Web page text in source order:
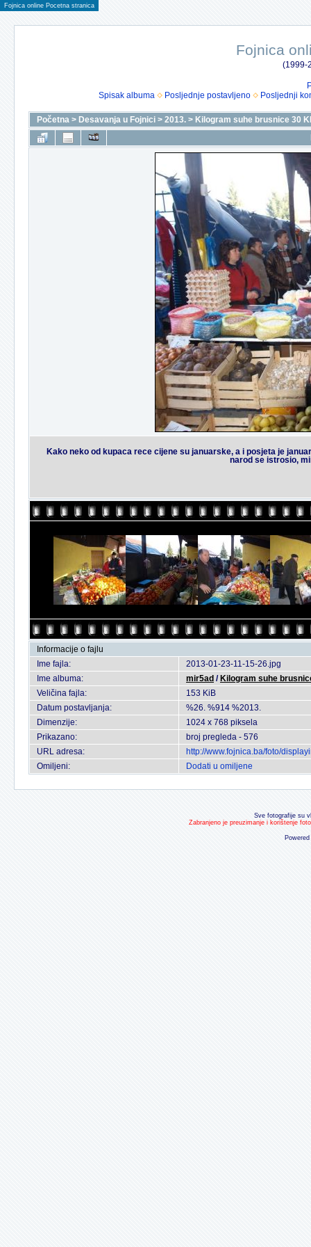
Fojnica online Pocetna stranica
Fojnica
(1999-
Spisak albuma
Posljednje postavljeno Posljednji
Početna > Desavanja u Fojnici > 2013. > Kilogram suhe brusnice 30
Kako neko od kupaca rece cijene su januarske, a i posjeta je
narod se istrosio,
Informacije o fajlu
Ime fajla:
2013-01-23-11-15-26.jpg
Ime albuma:
mir5ad / Kilogram suhe
Veličina fajla:
153 KiB
Datum postavljanja:
%26. %914 %2013.
Dimenzije:
1024 x 768 piksela
Prikazano:
broj pregleda - 576
URL adresa:
http://www.fojnica.ba/foto/
Omiljeni:
Dodati u omiljene
Sve fotografije su
Zabranjeno je preuzimanje i korištenje